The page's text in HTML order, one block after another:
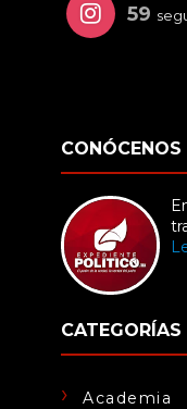
59
CONÓCENOS
CATEGORÍAS
Academia